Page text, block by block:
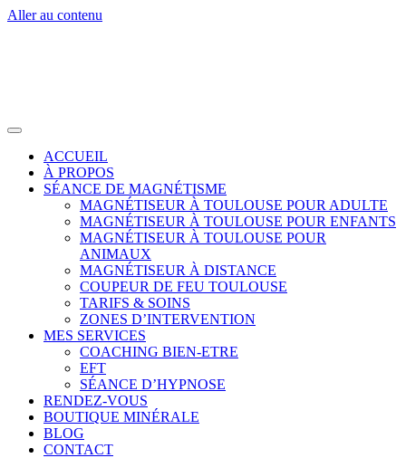
Aller au contenu
ACCUEIL
À PROPOS
SÉANCE DE MAGNÉTISME
MAGNÉTISEUR À TOULOUSE POUR ADULTE
MAGNÉTISEUR À TOULOUSE POUR ENFANTS
MAGNÉTISEUR À TOULOUSE POUR
ANIMAUX
MAGNÉTISEUR À DISTANCE
COUPEUR DE FEU TOULOUSE
TARIFS & SOINS
ZONES D’INTERVENTION
MES SERVICES
COACHING BIEN-ETRE
EFT
SÉANCE D’HYPNOSE
RENDEZ-VOUS
BOUTIQUE MINÉRALE
BLOG
CONTACT